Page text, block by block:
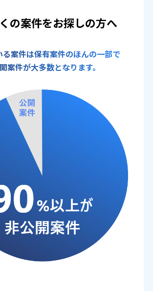
の案件をお探しの方へ
る案件は保有案件のほんの一部で
案件が大多数となります。